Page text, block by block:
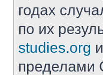
годах
по их
studies.org
пределами